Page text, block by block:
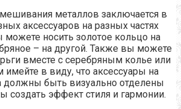
металлов заключается в
аксессуаров на разных частях
можете носить золотое кольцо на
– на другой. Также вы можете
вместе с серебряным колье или
имейте в виду, что аксессуары на
должны быть визуально отделены
создать эффект стиля и гармонии.